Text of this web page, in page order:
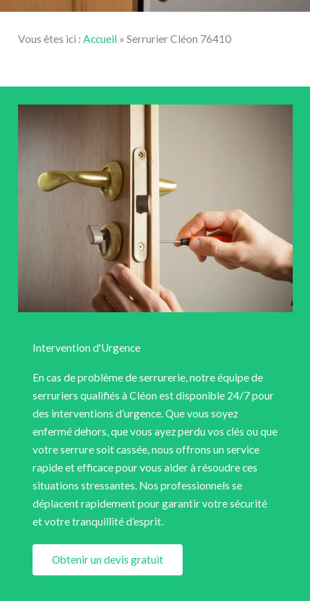
Vous êtes ici : Accueil» Serrurier Cléon 76410
Intervention d'Urgence
En cas de problème de serrurerie, notre équipe de
serruriers qualifiés à Cléon est disponible 24/7 pour
des interventions d’urgence. Que vous soyez
enfermé dehors, que vous ayez perdu vos clés ou que
votre serrure soit cassée, nous offrons un service
rapide et efficace pour vous aider à résoudre ces
situations stressantes. Nos professionnels se
déplacent rapidement pour garantir votre sécurité
et votre tranquillité d’esprit.
Obtenir un devis gratuit